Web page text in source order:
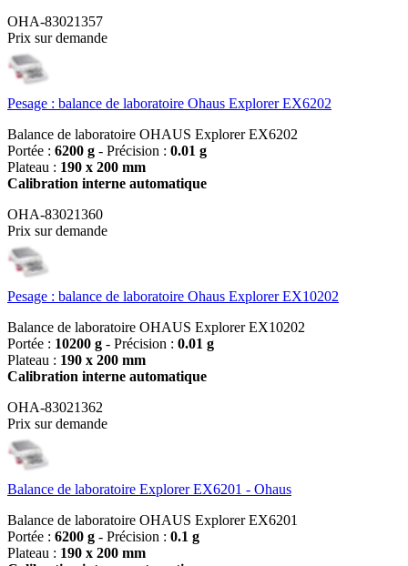
OHA-83021357
Prix sur demande
Pesage : balance de laboratoire Ohaus Explorer EX6202
Balance de laboratoire OHAUS Explorer EX6202
Portée : 6200 g - Précision : 0.01 g
Plateau : 190 x 200 mm
Calibration interne automatique
OHA-83021360
Prix sur demande
Pesage : balance de laboratoire Ohaus Explorer EX10202
Balance de laboratoire OHAUS Explorer EX10202
Portée : 10200 g - Précision : 0.01 g
Plateau : 190 x 200 mm
Calibration interne automatique
OHA-83021362
Prix sur demande
Balance de laboratoire Explorer EX6201 - Ohaus
Balance de laboratoire OHAUS Explorer EX6201
Portée : 6200 g - Précision : 0.1 g
Plateau : 190 x 200 mm